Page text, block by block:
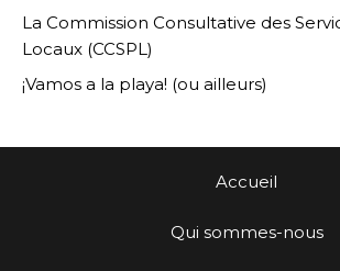
La Commission Consultative des
Locaux (CCSPL)
¡Vamos a la playa! (ou ailleurs)
Accueil
Qui sommes-nous